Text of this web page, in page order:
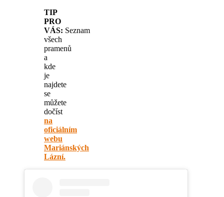
TIP
PRO
VÁS: Seznam
všech
pramenů
a
kde
je
najdete
se
můžete
dočíst
na
oficiálním
webu
Mariánských
Lázní.